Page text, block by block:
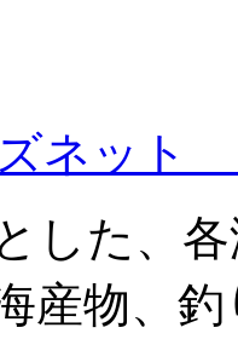
ズネッ
した、
産物、